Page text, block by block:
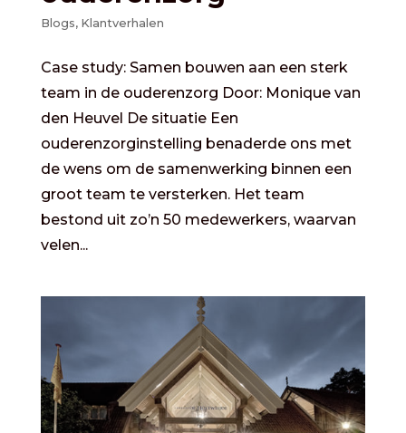
Blogs, Klantverhalen
Case study: Samen bouwen aan een sterk
team in de ouderenzorg Door: Monique van
den Heuvel De situatie Een
ouderenzorginstelling benaderde ons met
de wens om de samenwerking binnen een
groot team te versterken. Het team
bestond uit zo’n 50 medewerkers, waarvan
velen...